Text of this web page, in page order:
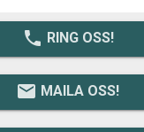
local_phone RING OSS!
email MAILA OSS!